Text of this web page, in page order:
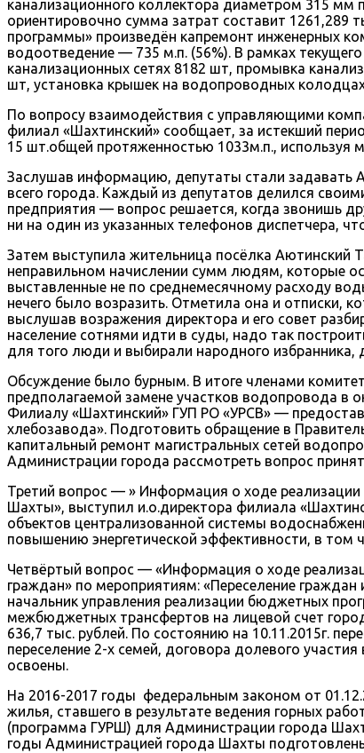
канализационного коллектора диаметром 315 мм
ориентировочно сумма затрат составит 1261,289
программы» произведён капремонт инженерных
водоотведение — 735 м.п. (56%). В рамках
канализационных сетях 8182 шт, промывка
шт, установка крышек на водопроводных
По вопросу взаимодействия с управляющими
филиал «Шахтинский» сообщает, за истекший
15 шт.общей протяженностью 1033м.п., используя
Заслушав информацию, депутаты стали задавать
всего города. Каждый из депутатов делился
предприятия — вопрос решается, когда звонишь
ни на один из указанных телефонов диспетчера,
Затем выступила жительница посёлка Аютинский
неправильном начислении сумм людям, которые
выставленные не по среднемесячному расходу
нечего было возразить. Отметила она и отписки,
выслушав возражения директора и его совет
население сотнями идти в суды, надо так
для того люди и выбирали народного избранника,
Обсуждение было бурным. В итоге членами
предполагаемой замене участков водопровода в
Филиалу «Шахтинский» ГУП РО «УРСВ» —
хлебозавода». Подготовить обращение в
капитальный ремонт магистральных сетей
Администрации города рассмотреть вопрос
Третий вопрос — » Информация о ходе
Шахты», выступил и.о.директора филиала
объектов централизованной системы
повышению энергетической эффективности, в
Четвёртый вопрос — «Информация о ходе
граждан» по мероприятиям: «Переселение
начальник управления реализации бюджетных
межбюджетных трансфертов на лицевой счет
636,7 тыс. рублей. По состоянию на 10.11.2015г.
переселение 2-х семей, договора долевого
освоены.
На 2016-2017 годы федеральным законом от
жилья, ставшего в результате ведения горных
(программа ГУРШ) для Администрации города
годы Администрацией города Шахты